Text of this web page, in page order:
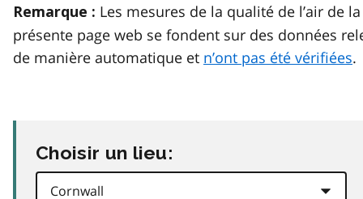
Remarque : Les mesures de la qualité de l’air de la
présente page web se fondent sur des données
de manière automatique et n’ont pas été vérifiées.
Choisir un lieu: